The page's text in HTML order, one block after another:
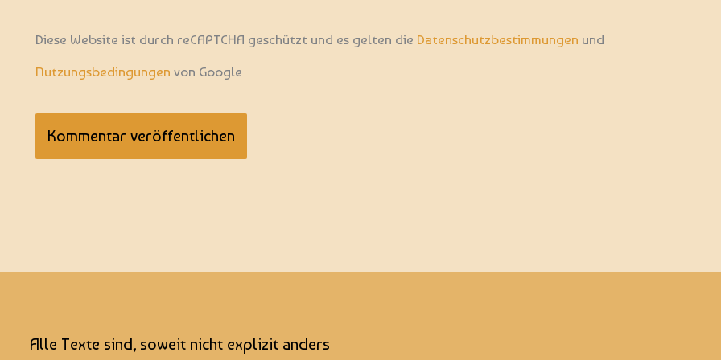
Diese Website ist durch reCAPTCHA geschützt und es gelten die Datenschutzbestimmungen und
Nutzungsbedingungen von Google
Alle Texte sind, soweit nicht explizit anders